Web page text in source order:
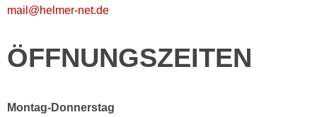
mail@helmer-net.de
ÖFFNUNGSZEITEN
Montag-Donnerstag